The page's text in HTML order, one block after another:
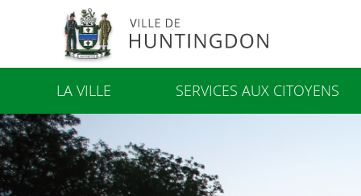
LA VILLE SERVICES AUX CITOYENS